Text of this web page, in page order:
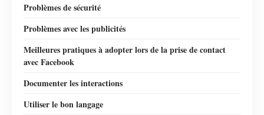
Problèmes de sécurité
Problèmes avec les publicités
Meilleures pratiques à adopter lors de la prise de contact
avec Facebook
Documenter les interactions
Utiliser le bon langage